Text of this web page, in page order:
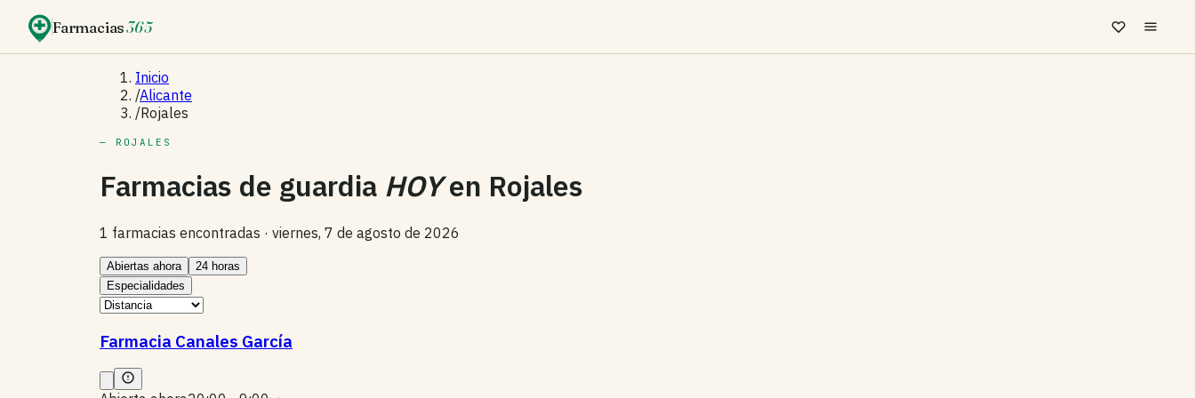
Farmacias365
Inicio
/Alicante
/Rojales
— ROJALES
Farmacias de guardia HOYen Rojales
1 farmacias encontradas · viernes, 7 de agosto de 2026
Abiertas ahora
24 horas
Especialidades
Farmacia Canales García